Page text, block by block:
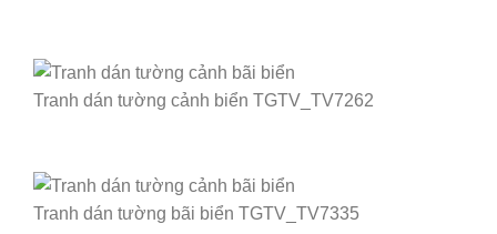
Tranh dán tường cảnh biển TGTV_TV7262
Tranh dán tường bãi biển TGTV_TV7335